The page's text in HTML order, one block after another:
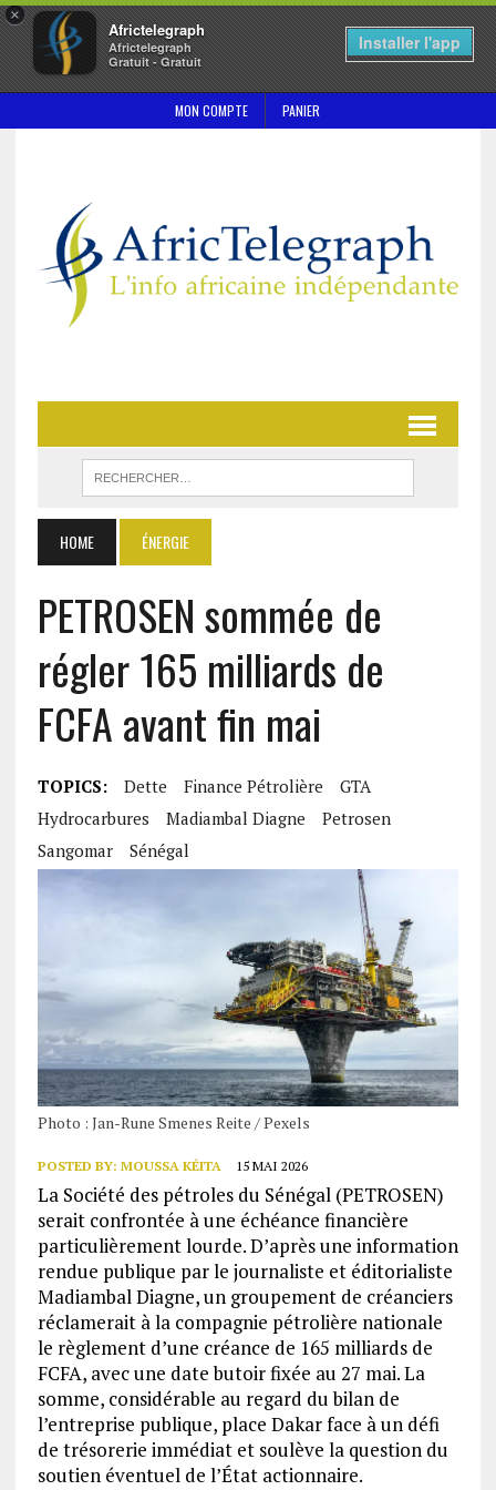
×
Africtelegraph
Africtelegraph
Gratuit - Gratuit
Installer l'app
MON COMPTE PANIER
HOME ÉNERGIE
PETROSEN sommée de
régler 165 milliards de
FCFA avant fin mai
TOPICS: Dette Finance Pétrolière
GTA
Hydrocarbures
Madiambal Diagne
Petrosen
Sangomar
Sénégal
Photo : Jan-Rune Smenes Reite / Pexels
POSTED BY: MOUSSA KÉITA 15 MAI 2026
La Société des pétroles du Sénégal (PETROSEN)
serait confrontée à une échéance financière
particulièrement lourde. D’après une information
rendue publique par le journaliste et éditorialiste
Madiambal Diagne, un groupement de créanciers
réclamerait à la compagnie pétrolière nationale
le règlement d’une créance de 165 milliards de
FCFA, avec une date butoir fixée au 27 mai. La
somme, considérable au regard du bilan de
l’entreprise publique, place Dakar face à un défi
de trésorerie immédiat et soulève la question du
soutien éventuel de l’État actionnaire.